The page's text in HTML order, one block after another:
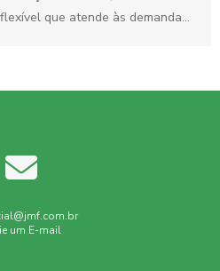
que atende às demandas
um E-mail